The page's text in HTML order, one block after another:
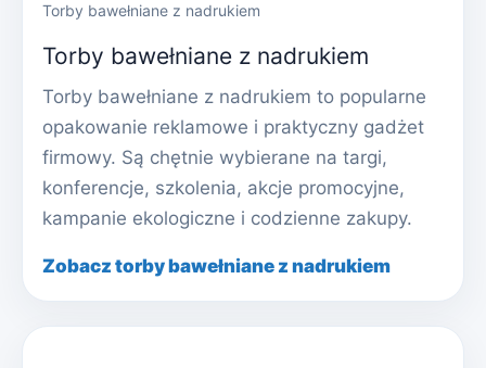
Torby bawełniane z nadrukiem
Torby bawełniane z nadrukiem
Torby bawełniane z nadrukiem to popularne
opakowanie reklamowe i praktyczny gadżet
firmowy. Są chętnie wybierane na targi,
konferencje, szkolenia, akcje promocyjne,
kampanie ekologiczne i codzienne zakupy.
Zobacz torby bawełniane z nadrukiem